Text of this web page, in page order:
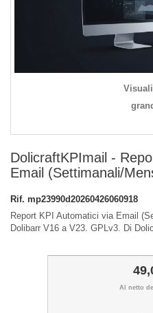
DolicraftKPImail -
Email (Settimanali/
Rif. mp23990d20260426060918
Report KPI Automatici via Email
Dolibarr V16 a V23. GPLv3. Di
Al netto